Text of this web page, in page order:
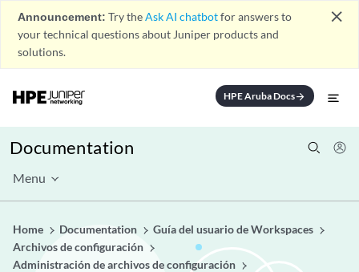
Announcement: Try theAsk AI chatbotfor answers to
your technical questions about Juniper products and
solutions.
close
HPE Aruba Docsarrow_forward
Documentation
Menu
Home Documentation
Guía del usuario de Workspaces
Archivos de configuración
Administración de archivos de configuración